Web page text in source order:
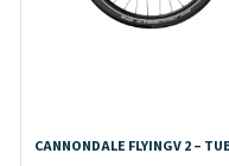
CANNONDALE FLYINGV 2 –